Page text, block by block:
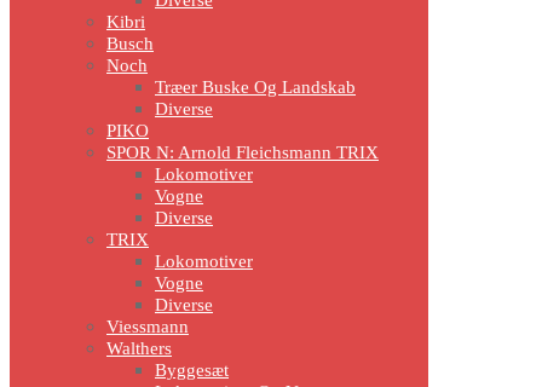
Kibri
Busch
Noch
Træer Buske Og Landskab
Diverse
PIKO
SPOR N: Arnold Fleichsmann TRIX
Lokomotiver
Vogne
Diverse
TRIX
Lokomotiver
Vogne
Diverse
Viessmann
Walthers
Byggesæt